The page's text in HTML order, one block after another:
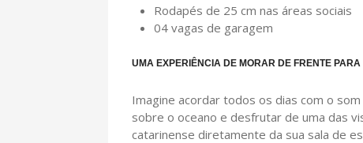
Rodapés de 25 cm nas áreas sociais
04 vagas de garagem
UMA EXPERIÊNCIA DE MORAR DE FRENTE PARA
Imagine acordar todos os dias com o
sobre o oceano e desfrutar de uma das
catarinense diretamente da sua sala de